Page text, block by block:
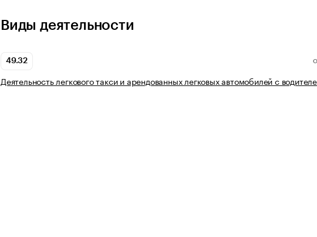
Виды деятельности
49.32
Деятельность легкового такси и арендованных легковых автомобилей с